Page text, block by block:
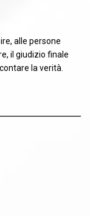
alle persone
il giudizio finale
la verità.